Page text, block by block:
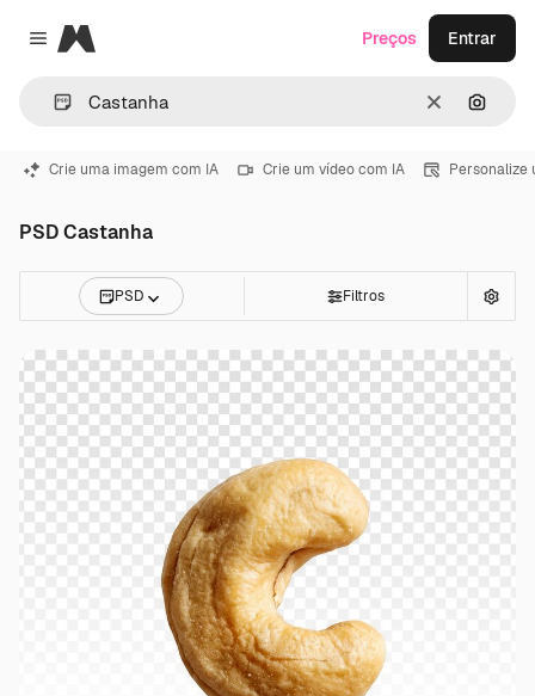
Close menu
Magnific
Limpar
Preços Entrar
Crie uma imagem com IA Crie um vídeo com IA Personalize
PSD Castanha
PSD Filtros